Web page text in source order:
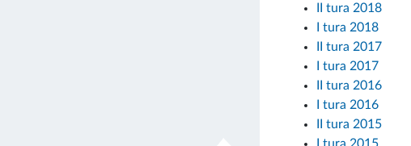
II tura 2018
I tura 2018
II tura 2017
I tura 2017
II tura 2016
I tura 2016
II tura 2015
I tura 2015